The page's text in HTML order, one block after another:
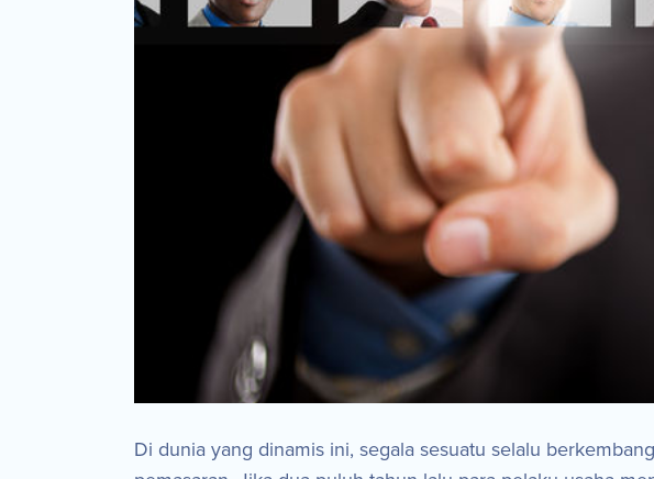
Di dunia yang dinamis ini, segala sesuatu selalu